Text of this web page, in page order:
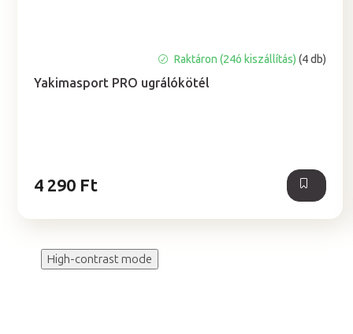
Yakimasport PRO ugrálókötél
Raktáron (24ó kiszállítás)(4 db)
4 290 Ft
High-contrast mode